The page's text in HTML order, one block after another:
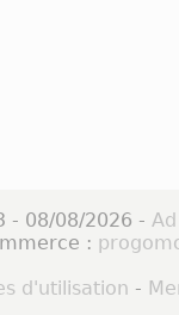
- 08/08/2026 -
:
d'utilisation -